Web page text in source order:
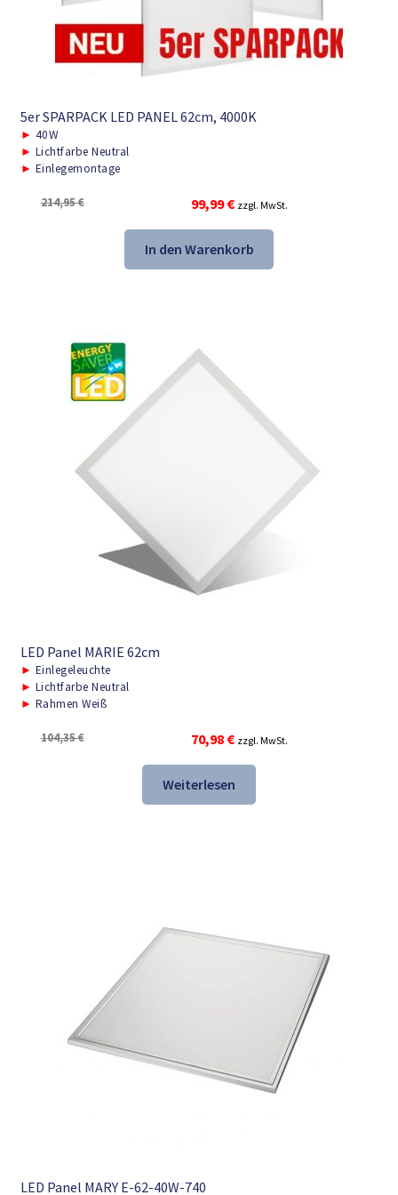
5er SPARPACK LED PANEL 62cm, 4000K
► 40W
► Lichtfarbe Neutral
► Einlegemontage
214,95€
Ursprünglicher
Preis
war:
214,95 €
99,99€Aktueller
Preis
ist:
99,99 €.
zzgl. MwSt.
In den Warenkorb
LED Panel MARIE 62cm
► Einlegeleuchte
► Lichtfarbe Neutral
► Rahmen Weiß
104,35€
Ursprünglicher
Preis
war:
104,35 €
70,98 €Aktueller
Preis
ist:
70,98 €.
zzgl. MwSt.
Weiterlesen
LED Panel MARY E-62-40W-740